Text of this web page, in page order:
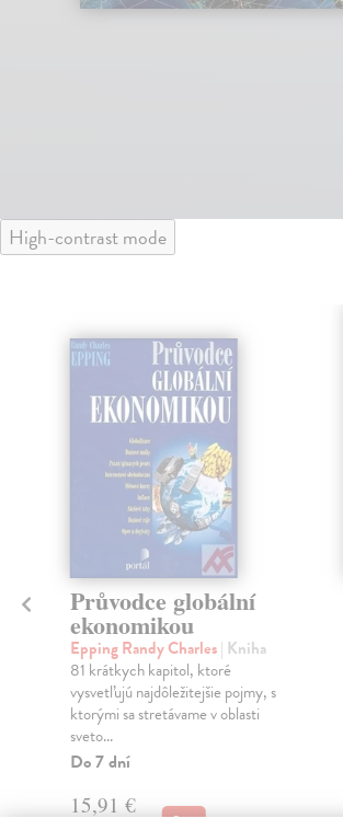
High-contrast mode
Průvodce globální
ekonomikou
Epping Randy Charles| Kniha
81 krátkych kapitol, ktoré
vysvetľujú najdôležitejšie pojmy, s
ktorými sa stretávame v oblasti
sveto...
Do 7 dní
15,91 €